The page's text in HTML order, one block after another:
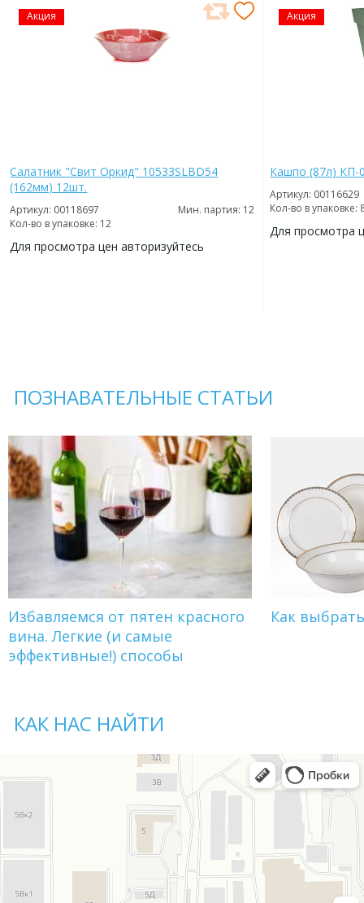
Акция
Салатник "Свит Оркид" 10533SLBD54
(162мм) 12шт.
Артикул: 00118697
Мин. партия: 12
Кол-во в упаковке: 12
Для просмотра цен авторизуйтесь
Акция
Кашпо (87л) КП-
Артикул: 00116629
Кол-во в упаковке:
Для просмотра
ПОЗНАВАТЕЛЬНЫЕ СТАТЬИ
Избавляемся от пятен красного
вина. Легкие (и самые
эффективные!) способы
Как
КАК НАС НАЙТИ